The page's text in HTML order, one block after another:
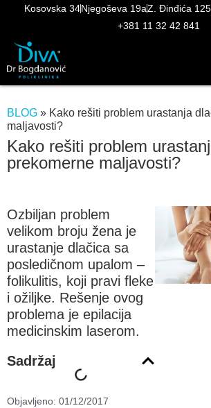
Kosovska 34Njegoševa 19aZ. Đinđića
+381 11 32 42 841
BLOG » Kako rešiti problem urastanja
maljavosti?
Kako rešiti problem
prekomerne maljavosti?
Ozbiljan problem
velikom broju žena je
urastanje dlačica sa
posledičnom upalom –
folikulitis, koji pravi fleke
i ožiljke. Rešenje ovog
problema je epilacija
medicinskim laserom.
Sadržaj
Objavljeno: 01/12/2017